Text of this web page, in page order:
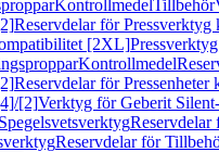
KontrollmedelTillbehör
Reservdelar för
[2XL]
Kontrollmedel
Reservdelar för
[2]Verktyg för Geberit
SpegelsvetsverktygReservdelar
Reservdelar för